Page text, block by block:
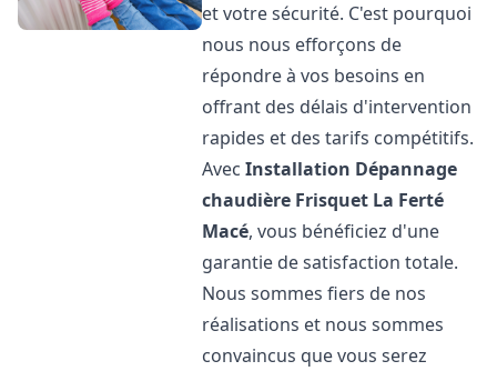
et votre sécurité. C'est pourquoi
nous nous efforçons de
répondre à vos besoins en
offrant des délais d'intervention
rapides et des tarifs compétitifs.
AvecInstallation Dépannage
chaudière Frisquet La Ferté
Macé, vous bénéficiez d'une
garantie de satisfaction totale.
Nous sommes fiers de nos
réalisations et nous sommes
convaincus que vous serez